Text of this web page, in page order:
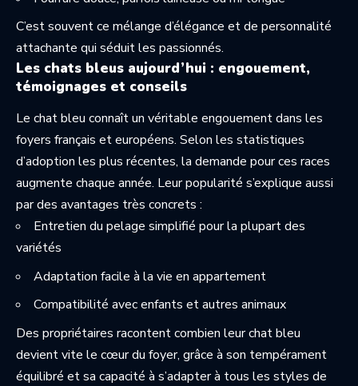
C’est souvent ce mélange d’élégance et de personnalité
attachante qui séduit les passionnés.
Les chats bleus aujourd’hui : engouement,
témoignages et conseils
Le chat bleu connaît un véritable engouement dans les
foyers français et européens. Selon les statistiques
d’adoption les plus récentes, la demande pour ces races
augmente chaque année. Leur popularité s’explique aussi
par des avantages très concrets :
Entretien du pelage simplifié pour la plupart des
variétés
Adaptation facile à la vie en appartement
Compatibilité avec enfants et autres animaux
Des propriétaires racontent combien leur chat bleu
devient vite le cœur du foyer, grâce à son tempérament
équilibré et sa capacité à s’adapter à tous les styles de